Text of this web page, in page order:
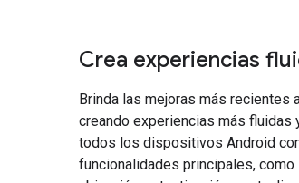
Crea experiencias
Brinda las mejoras más recientes
creando experiencias más fluidas
todos los dispositivos Android
funcionalidades principales,